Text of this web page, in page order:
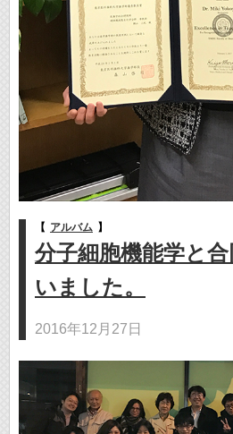
【 アルバム 】
分子細胞機能学と
いました。
2016年12月27日